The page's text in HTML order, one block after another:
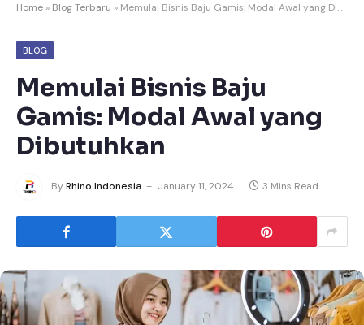
Home » Blog Terbaru » Memulai Bisnis Baju Gamis: Modal Awal yang Dibutuhkan
BLOG
Memulai Bisnis Baju
Gamis: Modal Awal yang
Dibutuhkan
ByRhino Indonesia January 11, 2024 3 Mins Read